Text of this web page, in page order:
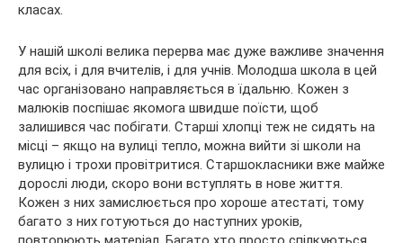
класах.
У нашій школі велика перерва має дуже важливе значення
для всіх, і для вчителів, і для учнів. Молодша школа в цей
час організовано направляється в їдальню. Кожен з
малюків поспішає якомога швидше поїсти, щоб
залишився час побігати. Старші хлопці теж не сидять на
місці – якщо на вулиці тепло, можна вийти зі школи на
вулицю і трохи провітритися. Старшокласники вже майже
дорослі люди, скоро вони вступлять в нове життя.
Кожен з них замислюється про хороше атестаті, тому
багато з них готуються до наступних уроків,